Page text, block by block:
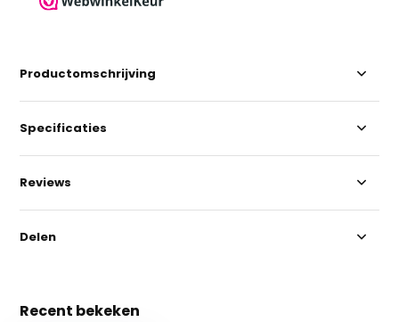
Productomschrijving
Specificaties
Reviews
Delen
Recent bekeken